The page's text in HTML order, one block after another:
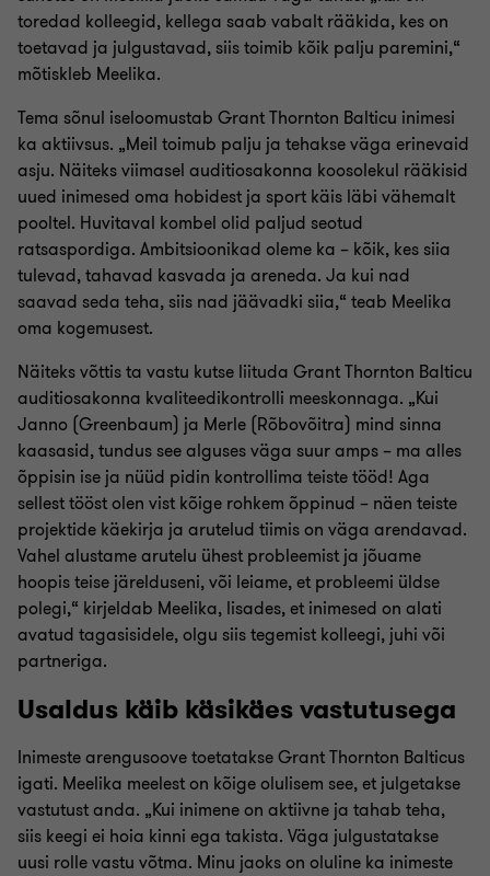
toredad kolleegid, kellega saab vabalt rääkida, kes on
toetavad ja julgustavad, siis toimib kõik palju paremini,“
mõtiskleb Meelika.
Tema sõnul iseloomustab Grant Thornton Balticu inimesi
ka aktiivsus. „Meil toimub palju ja tehakse väga erinevaid
asju. Näiteks viimasel auditiosakonna koosolekul rääkisid
uued inimesed oma hobidest ja sport käis läbi vähemalt
pooltel. Huvitaval kombel olid paljud seotud
ratsaspordiga. Ambitsioonikad oleme ka – kõik, kes siia
tulevad, tahavad kasvada ja areneda. Ja kui nad
saavad seda teha, siis nad jäävadki siia,“ teab Meelika
oma kogemusest.
Näiteks võttis ta vastu kutse liituda Grant Thornton Balticu
auditiosakonna kvaliteedikontrolli meeskonnaga. „Kui
Janno (Greenbaum) ja Merle (Rõbovõitra) mind sinna
kaasasid, tundus see alguses väga suur amps – ma alles
õppisin ise ja nüüd pidin kontrollima teiste tööd! Aga
sellest tööst olen vist kõige rohkem õppinud – näen teiste
projektide käekirja ja arutelud tiimis on väga arendavad.
Vahel alustame arutelu ühest probleemist ja jõuame
hoopis teise järelduseni, või leiame, et probleemi üldse
polegi,“ kirjeldab Meelika, lisades, et inimesed on alati
avatud tagasisidele, olgu siis tegemist kolleegi, juhi või
partneriga.
Usaldus käib käsikäes vastutusega
Inimeste arengusoove toetatakse Grant Thornton Balticus
igati. Meelika meelest on kõige olulisem see, et julgetakse
vastutust anda. „Kui inimene on aktiivne ja tahab teha,
siis keegi ei hoia kinni ega takista. Väga julgustatakse
uusi rolle vastu võtma. Minu jaoks on oluline ka inimeste